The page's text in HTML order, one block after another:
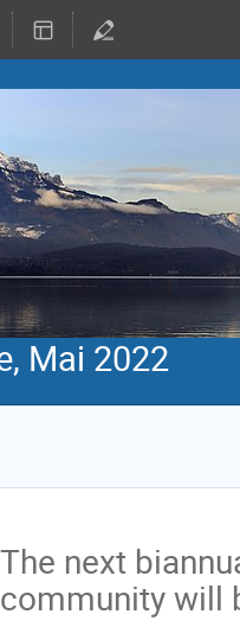
Mai 2022
The next
community will